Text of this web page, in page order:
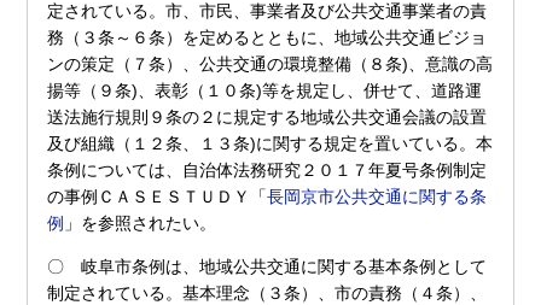
定されている。市、市民、事業者及び公共交通事業者の責
務（３条～６条）を定めるとともに、地域公共交通ビジョ
ンの策定（７条）、公共交通の環境整備（８条)、意識の高
揚等（９条)、表彰（１０条)等を規定し、併せて、道路運
送法施行規則９条の２に規定する地域公共交通会議の設置
及び組織（１２条、１３条)に関する規定を置いている。本
条例については、自治体法務研究２０１７年夏号条例制定
の事例ＣＡＳＥＳＴＵＤＹ「長岡京市公共交通に関する条
例 」を参照されたい。
〇 岐阜市条例は、地域公共交通に関する基本条例として
制定されている。基本理念（３条）、市の責務（４条）、